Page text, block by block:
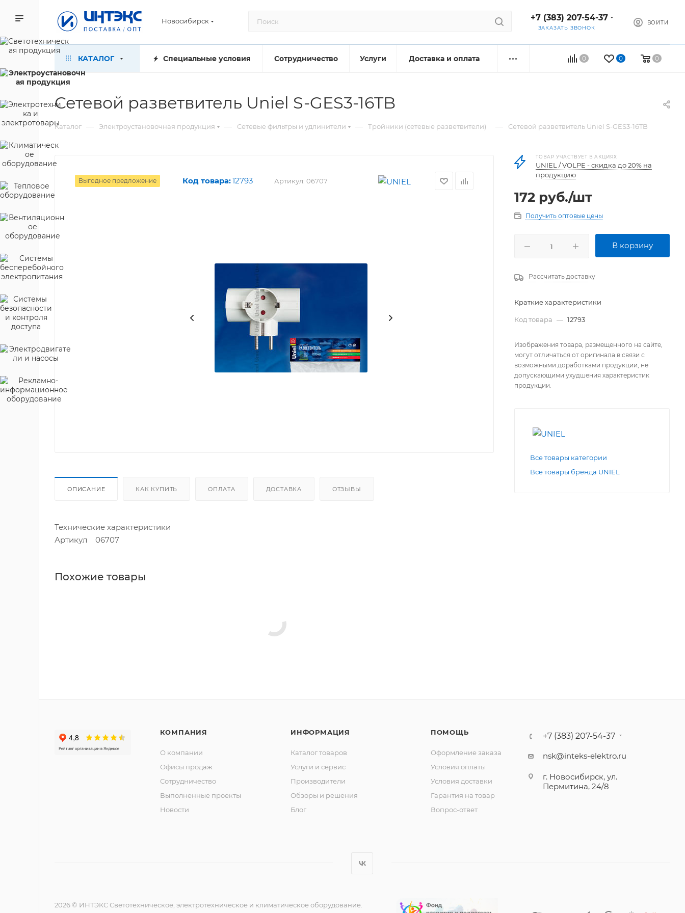
Новосибирск +7 (383) 207-54-37
ЗАКАЗАТЬ ЗВОНОК
ВОЙТИ
0 0 0
КАТАЛОГ Специальные условия Сотрудничество Услуги Доставка и оплата
Сетевой разветвитель Uniel S-GES3-16TB
Каталог — Электроустановочная продукция — Сетевые фильтры и удлинители — Тройники (сетевые разветвители) — Сетевой разветвитель Uniel S-GES3-16TB
Выгодное предложение Код товара:12793 Артикул: 06707
ОПИСАНИЕ КАК КУПИТЬ ОПЛАТА ДОСТАВКА ОТЗЫВЫ
Технические характеристики
Артикул 06707
Похожие товары
ТОВАР УЧАСТВУЕТ В АКЦИЯХ
UNIEL / VOLPE - скидка до 20% на
продукцию
172 руб./шт
Получить оптовые цены
В корзину
Рассчитать доставку
Краткие характеристики
Код товара — 12793
Изображения товара, размещенного на сайте,
могут отличаться от оригинала в связи с
возможными доработками продукции, не
допускающими ухудшения характеристик
продукции.
Все товары категории
Все товары бренда UNIEL
КОМПАНИЯ
О компании
Офисы продаж
Сотрудничество
Выполненные проекты
Новости
ИНФОРМАЦИЯ
Каталог товаров
Услуги и сервис
Производители
Обзоры и решения
Блог
ПОМОЩЬ
Оформление заказа
Условия оплаты
Условия доставки
Гарантия на товар
Вопрос-ответ
+7 (383) 207-54-37
nsk@inteks-elektro.ru
г. Новосибирск, ул.
Пермитина, 24/8
2026 © ИНТЭКС Светотехническое, электротехническое и климатическое оборудование.